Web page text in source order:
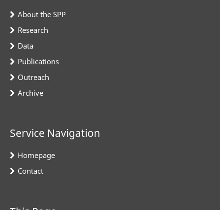
About the SPP
Research
Data
Publications
Outreach
Archive
Service Navigation
Homepage
Contact